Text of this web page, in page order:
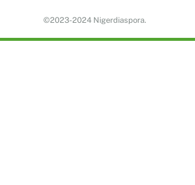
©2023-2024 Nigerdiaspora.